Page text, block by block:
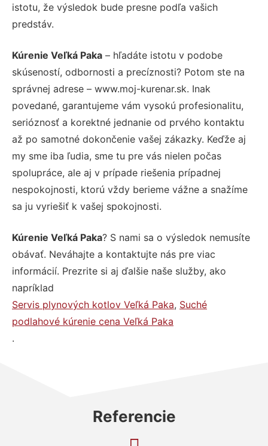
istotu, že výsledok bude presne podľa vašich
predstáv.
Kúrenie Veľká Paka – hľadáte istotu v podobe
skúseností, odbornosti a precíznosti? Potom ste na
správnej adrese – www.moj-kurenar.sk. Inak
povedané, garantujeme vám vysokú profesionalitu,
serióznosť a korektné jednanie od prvého kontaktu
až po samotné dokončenie vašej zákazky. Keďže aj
my sme iba ľudia, sme tu pre vás nielen počas
spolupráce, ale aj v prípade riešenia prípadnej
nespokojnosti, ktorú vždy berieme vážne a snažíme
sa ju vyriešiť k vašej spokojnosti.
Kúrenie Veľká Paka? S nami sa o výsledok nemusíte
obávať. Neváhajte a kontaktujte nás pre viac
informácií. Prezrite si aj ďalšie naše služby, ako
napríklad
Servis plynových kotlov Veľká Paka, Suché
podlahové kúrenie cena Veľká Paka
.
Referencie